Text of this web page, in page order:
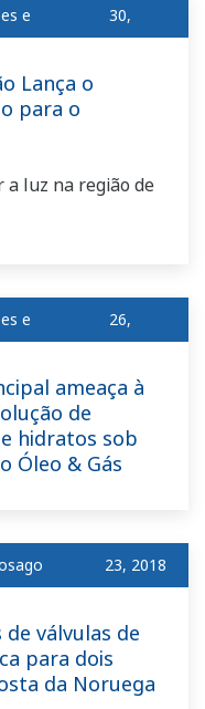
e 30,
Lança o
para o
a luz na região de
e 26,
ameaça à
de
hidratos sob
Óleo & Gás
23, 2018
de válvulas de
para dois
da Noruega